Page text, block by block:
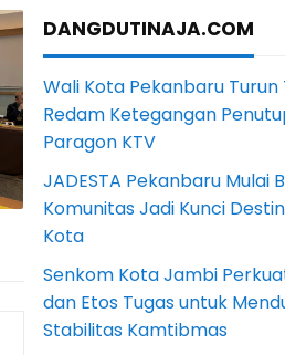
DANGDUTINAJA.COM
Wali Kota Pekanbaru Turun
Redam Ketegangan
Paragon KTV
JADESTA Pekanbaru Mulai
Komunitas Jadi Kunci
Kota
Senkom Kota Jambi
dan Etos Tugas untuk
Stabilitas Kamtibmas